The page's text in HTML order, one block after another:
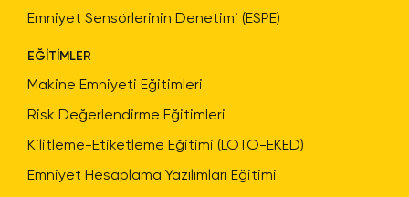
Emniyet Sensörlerinin Denetimi (ESPE)
EĞİTİMLER
Makine Emniyeti Eğitimleri
Risk Değerlendirme Eğitimleri
Kilitleme-Etiketleme Eğitimi (LOTO-EKED)
Emniyet Hesaplama Yazılımları Eğitimi